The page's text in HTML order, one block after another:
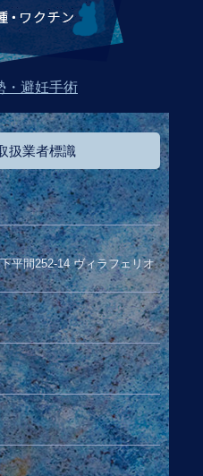
扱業者標識
平間252-14 ヴィラフェリオ